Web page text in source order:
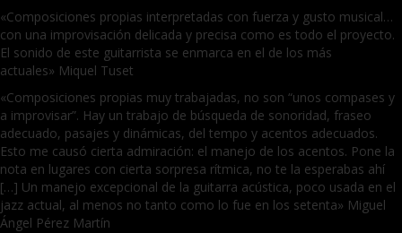
«Composiciones propias interpretadas con fuerza y gusto musical…
con una improvisación delicada y precisa como es todo el proyecto.
El sonido de este guitarrista se enmarca en el de los más
actuales» Miquel Tuset
«Composiciones propias muy trabajadas, no son “unos compases y
a improvisar”. Hay un trabajo de búsqueda de sonoridad, fraseo
adecuado, pasajes y dinámicas, del tempo y acentos adecuados.
Esto me causó cierta admiración: el manejo de los acentos. Pone la
nota en lugares con cierta sorpresa rítmica, no te la esperabas ahí
[…] Un manejo excepcional de la guitarra acústica, poco usada en el
jazz actual, al menos no tanto como lo fue en los setenta» Miguel
Ángel Pérez Martín